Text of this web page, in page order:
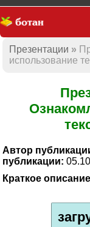
Презентации
использование
Автор
публикации:
Краткое